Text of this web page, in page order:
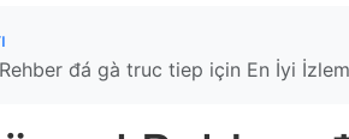
đá gà truc tiep için En İyi